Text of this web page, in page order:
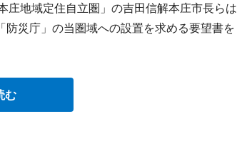
庄地域定住自立圏」の吉田信解本庄市長らは
災庁」の当圏域への設置を求める要望書を
む